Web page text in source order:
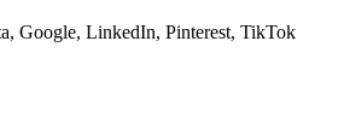
Google, LinkedIn, Pinterest, TikTok